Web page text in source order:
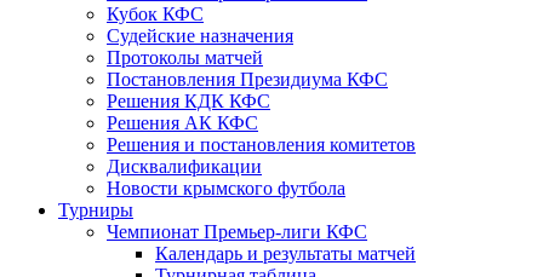
Кубок КФС
Судейские назначения
Протоколы матчей
Постановления Президиума КФС
Решения КДК КФС
Решения АК КФС
Решения и постановления комитетов
Дисквалификации
Новости крымского футбола
Турниры
Чемпионат Премьер-лиги КФС
Календарь и результаты матчей